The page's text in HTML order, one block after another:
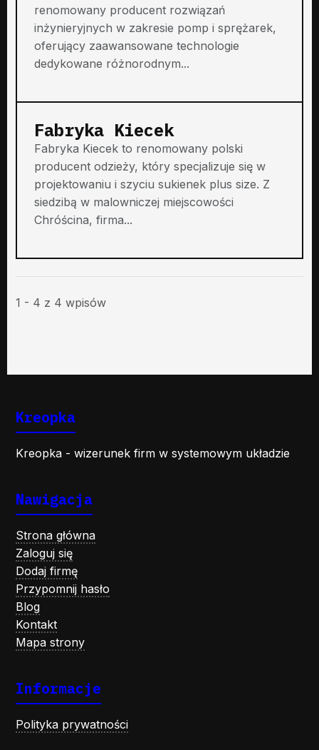
renomowany producent rozwiązań
inżynieryjnych w zakresie pomp i sprężarek,
oferujący zaawansowane technologie
dedykowane różnorodnym...
Fabryka Kiecek
Fabryka Kiecek to renomowany polski
producent odzieży, który specjalizuje się w
projektowaniu i szyciu sukienek plus size. Z
siedzibą w malowniczej miejscowości
Chróścina, firma...
1 - 4 z 4 wpisów
Kreopka
Kreopka - wizerunek firm w systemowym układzie
Nawigacja
Strona główna
Zaloguj się
Dodaj firmę
Przypomnij hasło
Blog
Kontakt
Mapa strony
Informacje
Polityka prywatności